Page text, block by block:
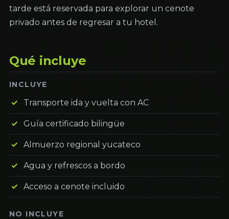
tarde está reservada para explorar un cenote
privado antes de regresar a tu hotel.
Qué incluye
INCLUYE
Transporte ida y vuelta con AC
Guía certificado bilingüe
Almuerzo regional yucateco
Agua y refrescos a bordo
Acceso a cenote incluido
NO INCLUYE